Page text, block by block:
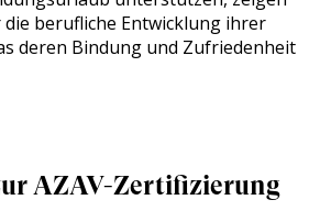
berufliche Entwicklung ihrer
deren Bindung und Zufriedenheit
AZAV-Zertifizierung